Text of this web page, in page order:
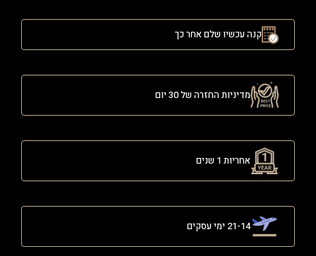
קנה עכשיו שלם אחר כך
מדיניות החזרה של 30 יום
אחריות 1 שנים
21-14 ימי עסקים